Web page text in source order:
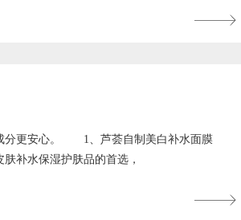
分更安心。 1、芦荟自制美白补水面膜
补水保湿护肤品的首选，